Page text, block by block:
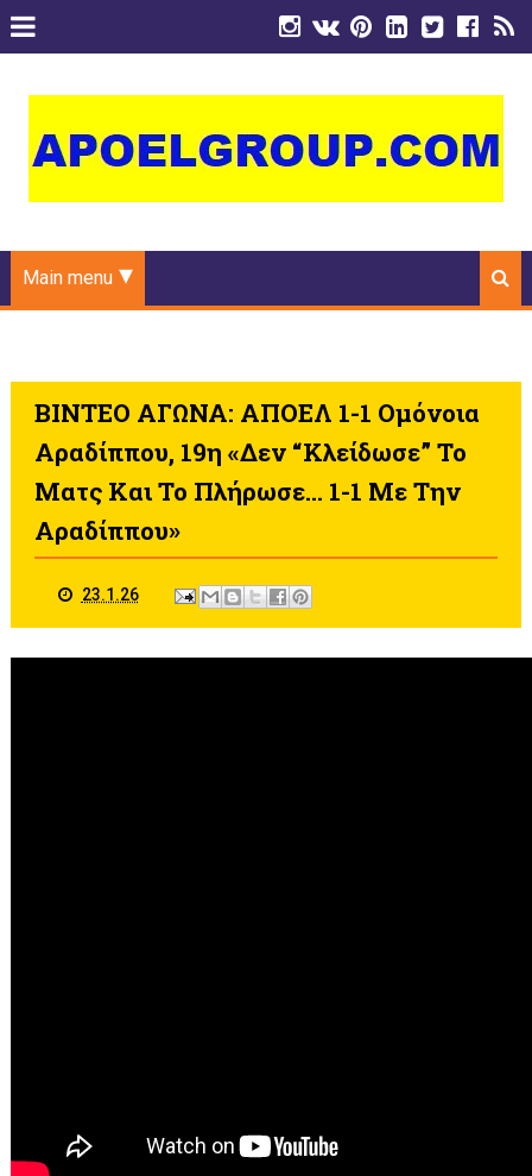
Main menu
ΒΙΝΤΕΟ ΑΓΩΝΑ: ΑΠΟΕΛ 1-1 Ομόνοια
Αραδίππου, 19η «Δεν “κλείδωσε” Το
Ματς Και Το Πλήρωσε… 1-1 Με Την
Αραδίππου»
23.1.26